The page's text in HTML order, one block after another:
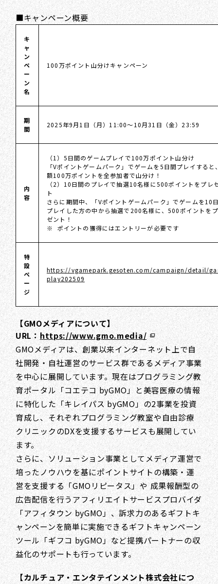
■キャンペーン概要
キ
ャ
ン
ペ
ー
ン
名
100万ポイント山分けキャンペーン
期
間
2025年9月1日（月）11:00〜10月31日（金）23:59
内
容
（1）5日間のゲームプレイで100万ポイント山分け
「Vポイントゲームパーク」でゲームを5日間プレイすると
額100万ポイントを全参加者で山分け！
（2）10日間のプレイで抽選10名様に500ポイントをプレ
ト
さらに期間中、「Vポイントゲームパーク」でゲームを10
プレイした方の中から抽選で200名様に、500ポイントを
ゼント！
※ ポイントの獲得にはエントリーが必要です
特
設
ペ
ー
ジ
https://vgamepark.gesoten.com/campaign/detail/
play202509
【GMOメディアについて】
URL：https://www.gmo.media/
GMOメディアは、創業以来インターネット上で自
社開発・自社運営のサービス群であるメディア事業
を中心に展開しています。現在はプログラミング教
育ポータル「コエテコ byGMO」と美容医療の情報
に特化した「キレイパス byGMO」の2事業を投資
育成し、それぞれプログラミング教室や自由診療
クリニックのDXを支援するサービスも展開してい
ます。
さらに、ソリューション事業としてメディア運営で
培ったノウハウを基にポイントサイトの構築・運
営を支援する「GMOリピータス」や 成果報酬型の
広告配信を行うアフィリエイトサービスプロバイダ
「アフィタウン byGMO」、訴求力のあるギフトキ
ャンペーンを簡単に実施できるギフトキャンペーン
ツール「ギフコ byGMO」など提携パートナーの収
益化のサポートも行っています。
【カルチュア・エンタテインメント株式会社につ